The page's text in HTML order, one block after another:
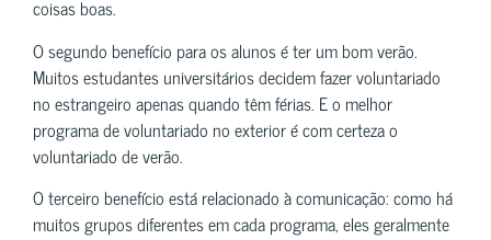
coisas boas.
O segundo benefício para os alunos é ter um bom verão.
Muitos estudantes universitários decidem fazer voluntariado
no estrangeiro apenas quando têm férias. E o melhor
programa de voluntariado no exterior é com certeza o
voluntariado de verão.
O terceiro benefício está relacionado à comunicação: como há
muitos grupos diferentes em cada programa, eles geralmente